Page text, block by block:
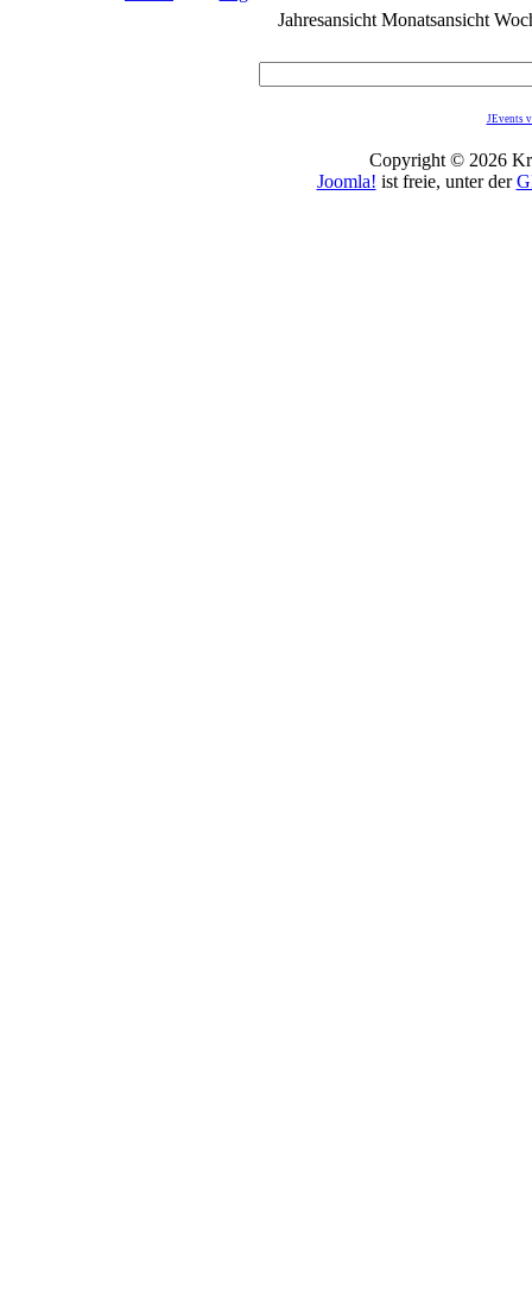
Jahresansicht Monatsansicht
JEvents
Copyright © 2026
Joomla! ist freie, unter der